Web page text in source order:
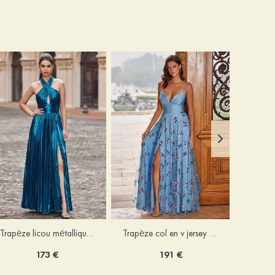
Trapèze licou métallique ras du sol robe de bal
173 €
Trapèze col en v jersey ras du sol robe de bal avec papillon
191 €